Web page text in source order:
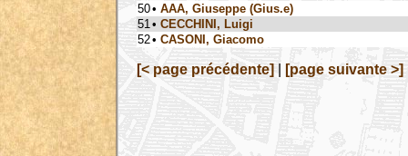
50• AAA, Giuseppe (Gius.e)
51 • CECCHINI, Luigi
52• CASONI, Giacomo
[< page précédente] [page suivante >]